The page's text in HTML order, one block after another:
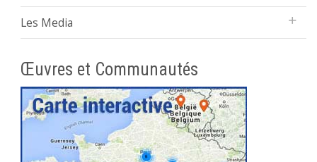
Les Media
Œuvres et Communautés